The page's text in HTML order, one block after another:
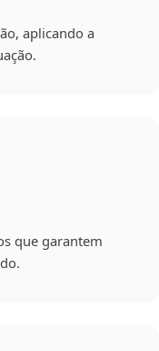
aplicando a
que garantem